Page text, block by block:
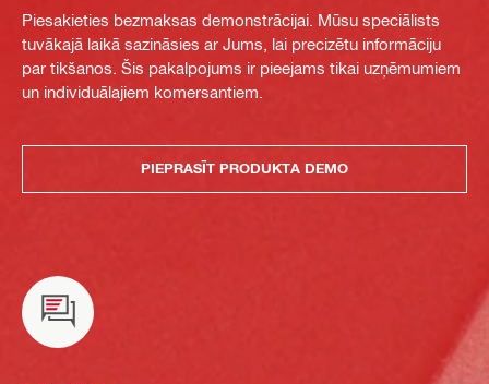
Piesakieties bezmaksas demonstrācijai. Mūsu speciālists
tuvākajā laikā sazināsies ar Jums, lai precizētu informāciju
par tikšanos. Šis pakalpojums ir pieejams tikai uzņēmumiem
un individuālajiem komersantiem.
PIEPRASĪT PRODUKTA DEMO